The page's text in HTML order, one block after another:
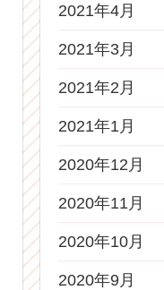
2021年4月
2021年3月
2021年2月
2021年1月
2020年12月
2020年11月
2020年10月
2020年9月